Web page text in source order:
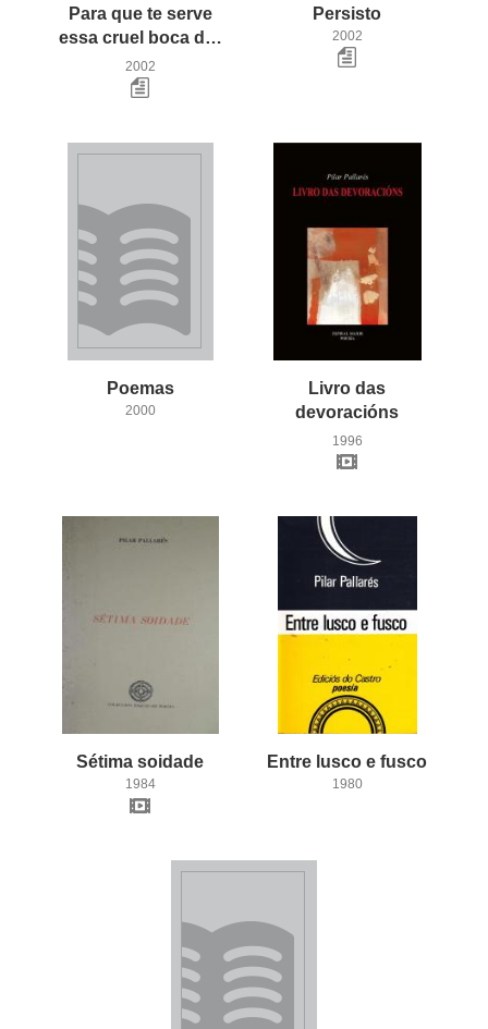
Para que te serve
essa cruel boca de fome?
2002
Persisto
2002
Poemas
2000
Livro das
devoracións
1996
Sétima soidade
1984
Entre lusco e fusco
1980